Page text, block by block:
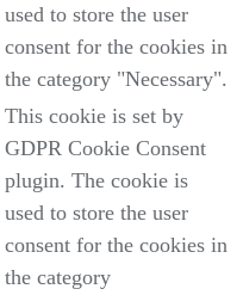
used to store the user
consent for the cookies in
the category "Necessary".
This cookie is set by
GDPR Cookie Consent
plugin. The cookie is
used to store the user
consent for the cookies in
the category